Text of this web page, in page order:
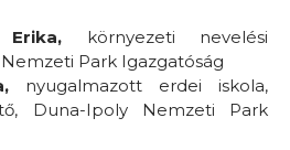
környezeti nevelési
Park Igazgatóság
nyugalmazott erdei iskola,
Duna-Ipoly Nemzeti Park